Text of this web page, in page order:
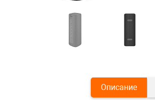
Описание